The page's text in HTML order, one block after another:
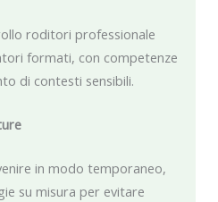
roditori professionale
formati, con competenze
di contesti sensibili.
in modo temporaneo,
su misura per evitare